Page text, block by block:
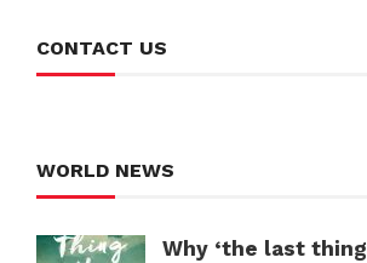
CONTACT US
WORLD NEWS
Why ‘the last